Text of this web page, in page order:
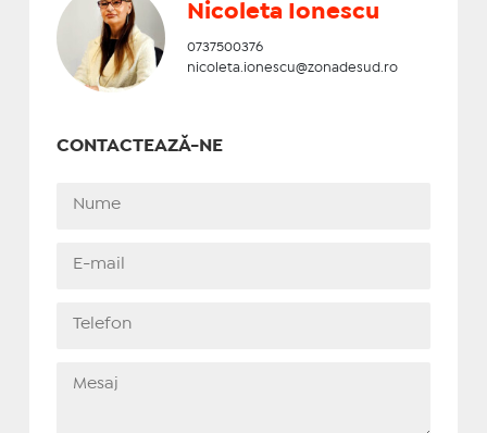
Nicoleta Ionescu
0737500376
nicoleta.ionescu@zonadesud.ro
CONTACTEAZĂ-NE